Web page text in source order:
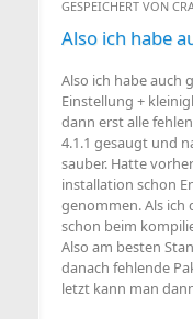
GESPEICHERT VON
Also ich habe
Also ich habe auch
Einstellung +
dann erst alle
4.1.1 gesaugt und
sauber. Hatte
installation schon
genommen. Als ich
schon beim
Also am besten
danach fehlende
letzt kann man